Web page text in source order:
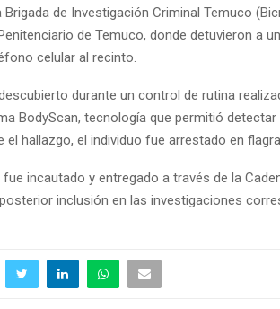
Brigada de Investigación Criminal Temuco
de Temuco, donde detuvieron a
celular al recinto.
durante un control de rutina
BodyScan, tecnología que permitió
el hallazgo, el individuo fue arrestado en
incautado y entregado a través de la
inclusión en las investigaciones